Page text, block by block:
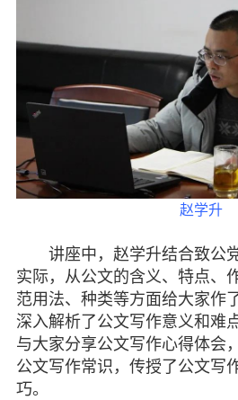
七彩云南
赵学升
讲座中，赵学升结合致公
实际，从公文的含义、特点、
范用法、种类等方面给大家作
深入解析了公文写作意义和难
与大家分享公文写作心得体会
公文写作常识，传授了公文写
巧。